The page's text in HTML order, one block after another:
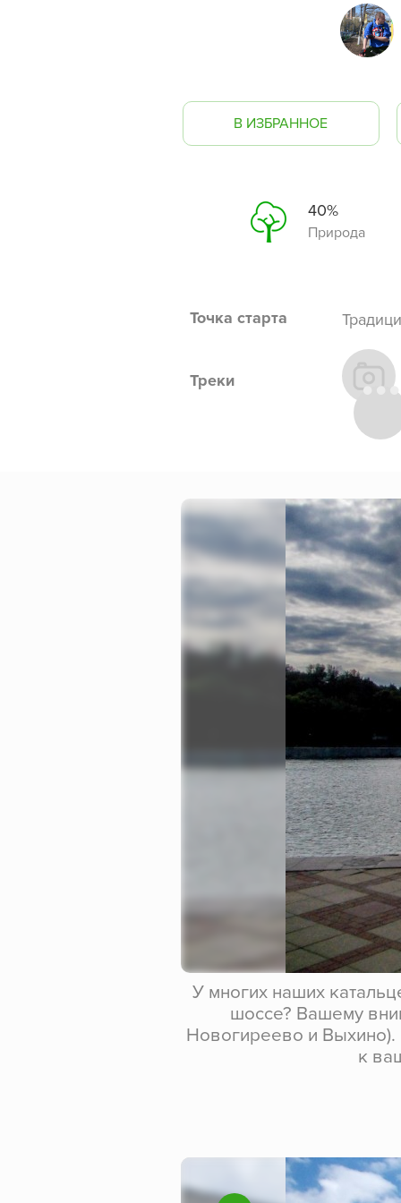
В ИЗБРАННОЕ
40%
Природа
Точка старта
Треки
У многих наших
шоссе? Вашему
Новогиреево и
к